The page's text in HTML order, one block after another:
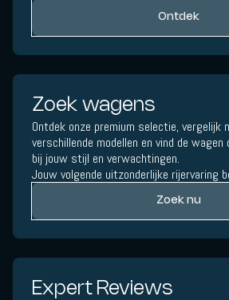
Ontdek
Zoek wagens
Ontdek onze premium selectie, vergelijk
verschillende modellen en vind de
bij jouw stijl en verwachtingen.
Jouw volgende uitzonderlijke rijervaring
Zoek nu
Expert Reviews